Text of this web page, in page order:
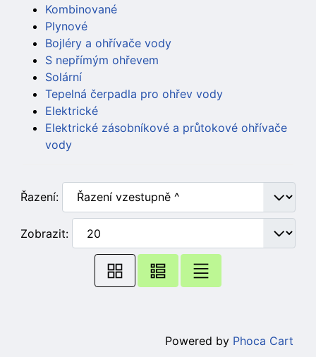
Kombinované
Plynové
Bojléry a ohřívače vody
S nepřímým ohřevem
Solární
Tepelná čerpadla pro ohřev vody
Elektrické
Elektrické zásobníkové a průtokové ohřívače
vody
Řazení:
Zobrazit:
Powered by Phoca Cart